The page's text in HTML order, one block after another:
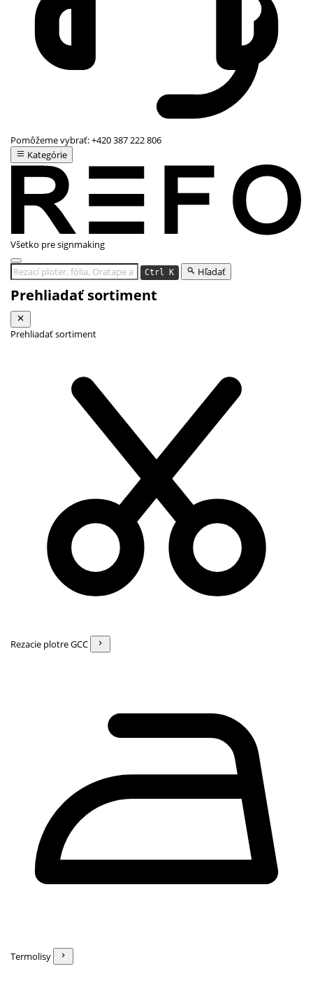
Pomôžeme vybrať:+420 387 222 806
Kategórie
Všetko pre signmaking
Ctrl K Hľadať
Prehliadať sortiment
Prehliadať sortiment
Rezacie plotre GCC
Termolisy